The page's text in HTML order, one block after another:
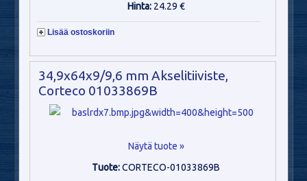
Hinta: 24.29 €
Lisää ostoskoriin
34,9x64x9/9,6 mm Akselitiiviste,
Corteco 01033869B
Näytä tuote »
Tuote:CORTECO-01033869B